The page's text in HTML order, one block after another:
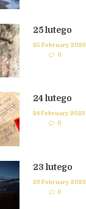
25 lutego
25 February 2023
0
24 lutego
24 February 2023
0
23 lutego
23 February 2023
0